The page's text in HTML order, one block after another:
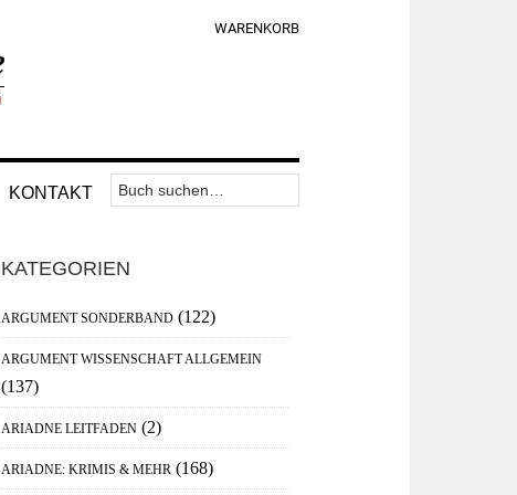
WARENKORB
KONTAKT
Nav
Area
Suchen
nach:
Haupt-
Sidebar
KATEGORIEN
ARGUMENT SONDERBAND (122)
ARGUMENT WISSENSCHAFT ALLGEMEIN
(137)
ARIADNE LEITFADEN (2)
ARIADNE: KRIMIS & MEHR (168)